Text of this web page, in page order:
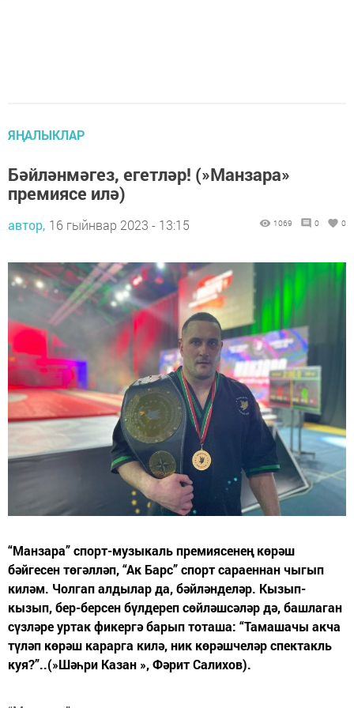
ЯҢАЛЫКЛАР
Бәйләнмәгез, егетләр! (»Манзара»
премиясе илә)
автор, 16 гыйнвар 2023 - 13:15 1069 0 0
“Манзара” спорт-музыкаль премиясенең көрәш
бәйгесен төгәлләп, “Ак Барс” спорт сараеннан чыгып
киләм. Чолгап алдылар да, бәйләнделәр. Кызып-
кызып, бер-берсен бүлдереп сөйләшсәләр дә, башлаган
сүзләре уртак фикергә барып тоташа: “Тамашачы акча
түләп көрәш карарга килә, ник көрәшчеләр спектакль
куя?”..(»Шәһри Казан », Фәрит Салихов).